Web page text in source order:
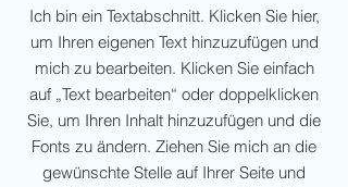
Ich bin ein Textabschnitt. Klicken Sie hier,
um Ihren eigenen Text hinzuzufügen und
mich zu bearbeiten. Klicken Sie einfach
auf „Text bearbeiten“ oder doppelklicken
Sie, um Ihren Inhalt hinzuzufügen und die
Fonts zu ändern. Ziehen Sie mich an die
gewünschte Stelle auf Ihrer Seite und